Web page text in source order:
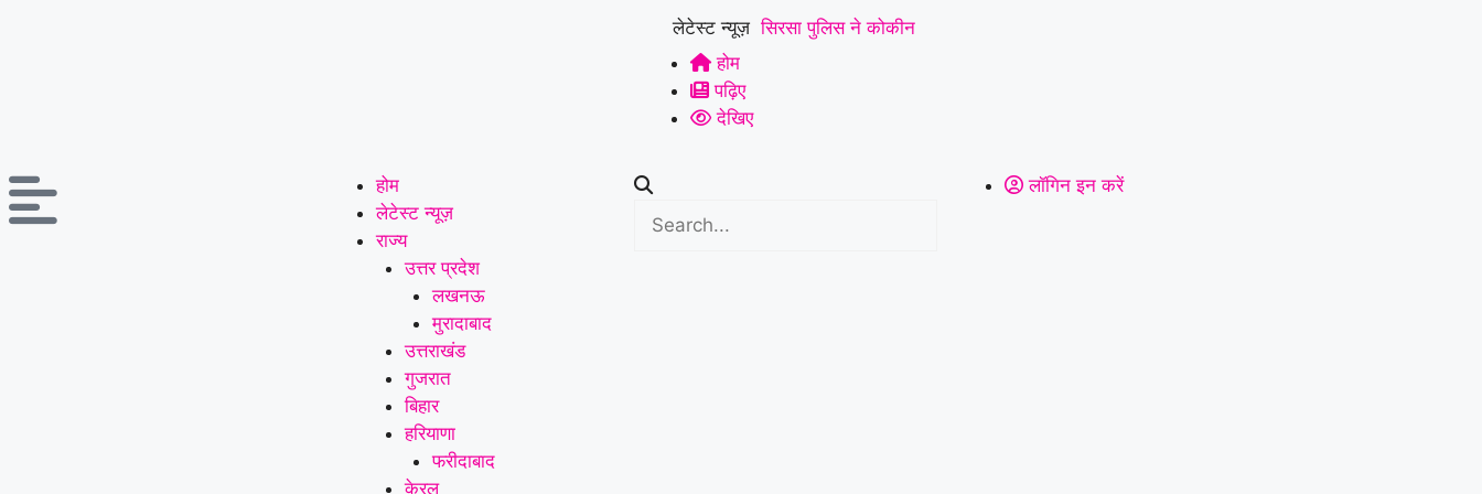
लेटेस्ट न्यूज़ सिरसा पुलिस ने कोकीन
होम
पढ़िए
देखिए
होम
लेटेस्ट न्यूज़
राज्य
उत्तर प्रदेश
लखनऊ
मुरादाबाद
उत्तराखंड
गुजरात
बिहार
हरियाणा
फरीदाबाद
केरल
लॉगिन इन करें